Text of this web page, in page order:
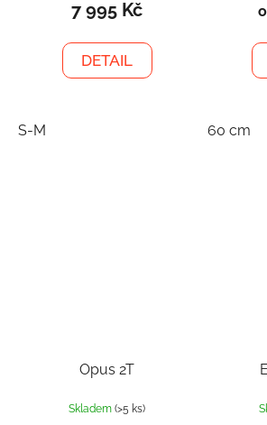
7 995 Kč
DETAIL
S-M 60 cm
Opus 2T
Skladem(>5 ks)